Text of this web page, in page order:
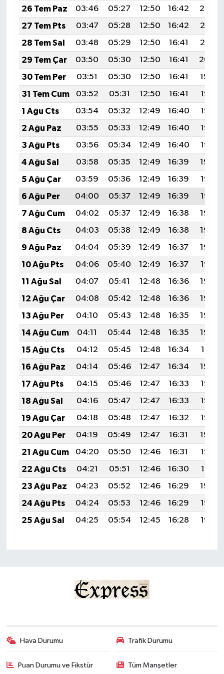
26 Tem Paz
03:46 05:27 12:50 16:42
20:02
27 Tem Pts
03:47 05:28 12:50 16:42
20:01
28 Tem Sal
03:48 05:29 12:50 16:41
20:01
29 Tem Çar
03:50 05:30 12:50 16:41
20:00
30 Tem Per
03:51 05:30 12:50 16:41
19:59
31 Tem Cum
03:52 05:31 12:50 16:41
19:58
1 Ağu Cts
03:54 05:32 12:49 16:40
19:57
2 Ağu Paz
03:55 05:33 12:49 16:40
19:56
3 Ağu Pts
03:56 05:34 12:49 16:40
19:55
4 Ağu Sal
03:58 05:35 12:49 16:39
19:54
5 Ağu Çar
03:59 05:36 12:49 16:39
19:53
6 Ağu Per
04:00 05:37 12:49 16:39
19:52
7 Ağu Cum
04:02 05:37 12:49 16:38
19:50
8 Ağu Cts
04:03 05:38 12:49 16:38
19:49
9 Ağu Paz
04:04 05:39 12:49 16:37
19:48
10 Ağu Pts
04:06 05:40 12:49 16:37
19:47
11 Ağu Sal
04:07 05:41 12:48 16:36
19:46
12 Ağu Çar
04:08 05:42 12:48 16:36
19:44
13 Ağu Per
04:10 05:43 12:48 16:35
19:43
14 Ağu Cum
04:11 05:44 12:48 16:35
19:42
15 Ağu Cts
04:12 05:45 12:48 16:34
19:41
16 Ağu Paz
04:14 05:46 12:47 16:34
19:39
17 Ağu Pts
04:15 05:46 12:47 16:33
19:38
18 Ağu Sal
04:16 05:47 12:47 16:33
19:37
19 Ağu Çar
04:18 05:48 12:47 16:32
19:35
20 Ağu Per
04:19 05:49 12:47 16:31
19:34
21 Ağu Cum
04:20 05:50 12:46 16:31
19:33
22 Ağu Cts
04:21 05:51 12:46 16:30
19:31
23 Ağu Paz
04:23 05:52 12:46 16:29
19:30
24 Ağu Pts
04:24 05:53 12:46 16:29
19:28
25 Ağu Sal
04:25 05:54 12:45 16:28 19:27
Hava Durumu Trafik Durumu
Puan Durumu ve Fikstür Tüm Manşetler
TİCARET
YAŞAM